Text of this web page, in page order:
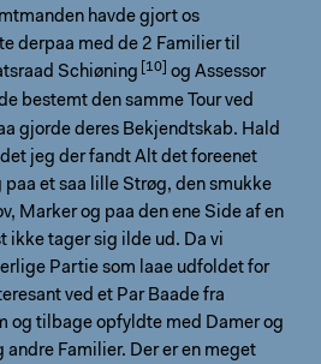
havde gjort os
derpaa med de 2 Familier til
Schiøning og Assessor
bestemt den samme Tour ved
gjorde deres Bekjendtskab. Hald
jeg der fandt Alt det foreenet
paa et saa lille Strøg, den smukke
Marker og paa den ene Side af en
ikke tager sig ilde ud. Da vi
Partie som laae udfoldet for
ved et Par Baade fra
og tilbage opfyldte med Damer og
Familier. Der er en meget